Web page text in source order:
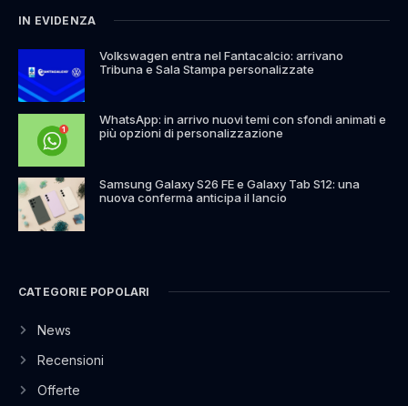
IN EVIDENZA
Volkswagen entra nel Fantacalcio: arrivano
Tribuna e Sala Stampa personalizzate
WhatsApp: in arrivo nuovi temi con sfondi animati e
più opzioni di personalizzazione
Samsung Galaxy S26 FE e Galaxy Tab S12: una
nuova conferma anticipa il lancio
CATEGORIE POPOLARI
News
Recensioni
Offerte